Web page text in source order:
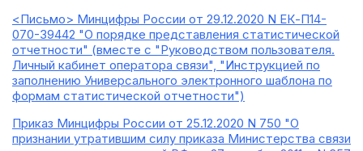
<Письмо> Минцифры России от 29.12.2020 N ЕК-П14-
070-39442 "О порядке представления статистической
отчетности" (вместе с "Руководством пользователя.
Личный кабинет оператора связи", "Инструкцией по
заполнению Универсального электронного шаблона по
формам статистической отчетности")
Приказ Минцифры России от 25.12.2020 N 750 "О
признании утратившим силу приказа Министерства связи